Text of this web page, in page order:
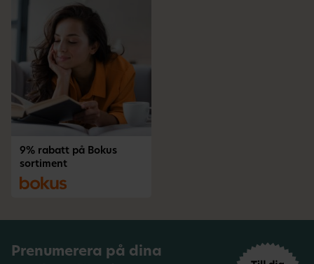
9% rabatt på Bokus
sortiment
Prenumerera på dina